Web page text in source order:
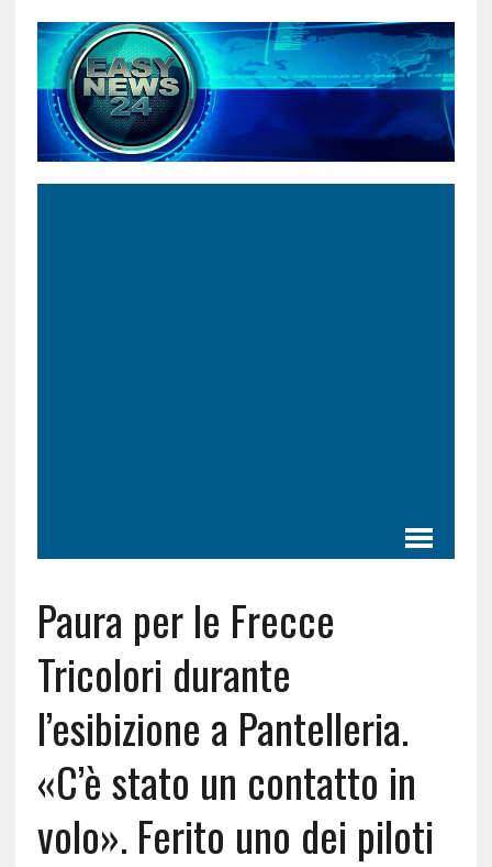
Paura per le Frecce
Tricolori durante
l’esibizione a Pantelleria.
«C’è stato un contatto in
volo». Ferito uno dei piloti